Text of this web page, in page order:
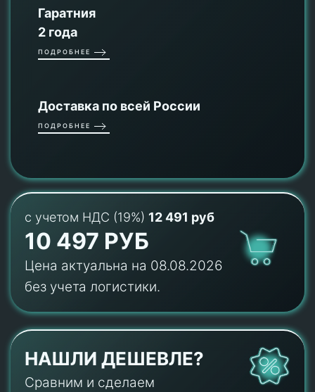
Гаратния
2 года
ПОДРОБНЕЕ
Доставка по всей России
ПОДРОБНЕЕ
с учетом НДС (19%) 12 491 руб
10 497 РУБ
Цена актуальна на 08.08.2026
без учета логистики.
НАШЛИ ДЕШЕВЛЕ?
Сравним и сделаем